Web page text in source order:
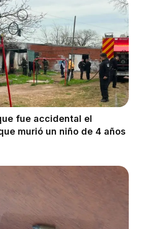
fue accidental el
murió un niño de 4 años